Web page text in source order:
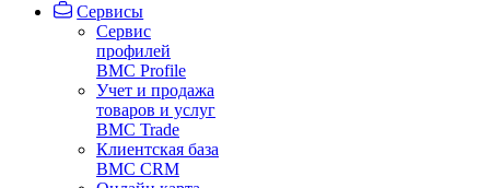
Сервисы
Сервис
профилей
BMC Profile
Учет и продажа
товаров и услуг
BMC Trade
Клиентская база
BMC CRM